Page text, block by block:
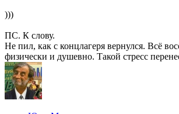
)))
ПС. К слову.
Не пил, как с концлагеря вернулся. Всё
физически и душевно. Такой стресс